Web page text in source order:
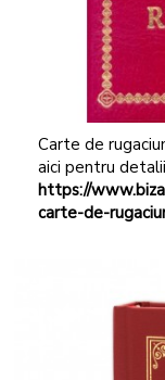
Carte de
aici pentru
https://
carte-de-